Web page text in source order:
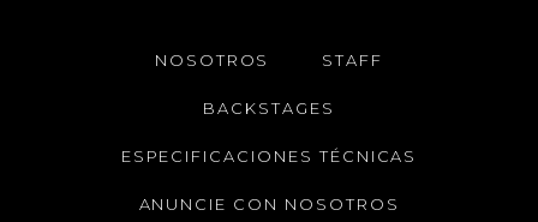
NOSOTROS STAFF
BACKSTAGES
ESPECIFICACIONES TÉCNICAS
ANUNCIE CON NOSOTROS